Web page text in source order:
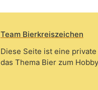
Team Bierkreiszeichen
Diese Seite ist eine
das Thema Bier zum